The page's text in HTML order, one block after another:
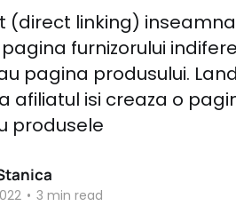
(direct linking)
furnizorului
pagina produsului.
afiliatul isi creaza o
produsele
• 3 min read